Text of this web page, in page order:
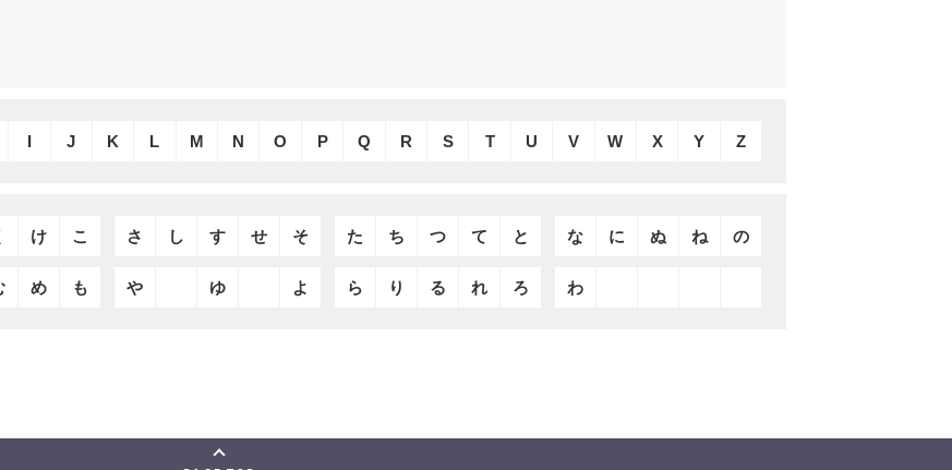
I J K L M N O P Q R S T U V W X Y Z
け こ さ し す せ そ た ち つ て と な に ぬ ね の
め も や ゆ よ ら り る れ ろ わ